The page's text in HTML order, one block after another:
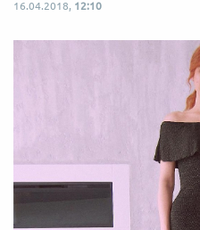
16.04.2018, 12:10